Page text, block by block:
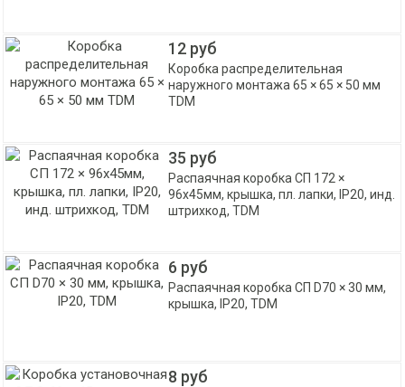
12 руб
Коробка распределительная
наружного монтажа 65 × 65 × 50 мм
TDM
35 руб
Распаячная коробка СП 172 ×
96х45мм, крышка, пл. лапки, IP20, инд.
штрихкод, TDM
6 руб
Распаячная коробка СП D70 × 30 мм,
крышка, IP20, TDM
8 руб